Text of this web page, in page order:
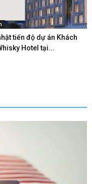
tiến độ dự án Khách
Hotel tại...